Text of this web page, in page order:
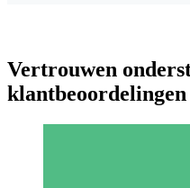
Vertrouwen
klantbeoordelingen